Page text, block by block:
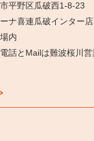
平野区瓜破西1-8-23
ナ喜連瓜破インター店
内
話とMailは難波桜川営